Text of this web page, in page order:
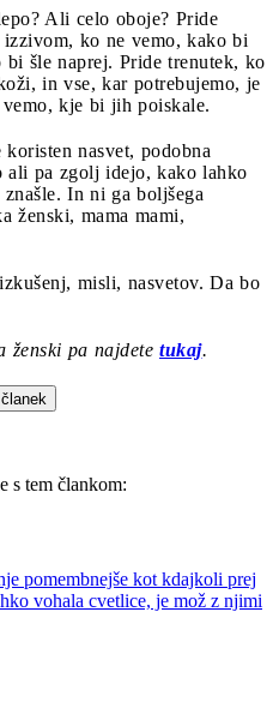
Ali celo oboje? Pride
ko ne vemo, kako bi
šle naprej. Pride trenutek, ko
in vse, kar potrebujemo, je
kje bi jih poiskale.
nasvet, podobna
ali pa zgolj idejo, kako lahko
In ni ga boljšega
ženski, mama mami,
misli, nasvetov. Da bo
ženski pa najdete tukaj.
s tem člankom:
pomembnejše kot kdajkoli prej
vohala cvetlice, je mož z njimi